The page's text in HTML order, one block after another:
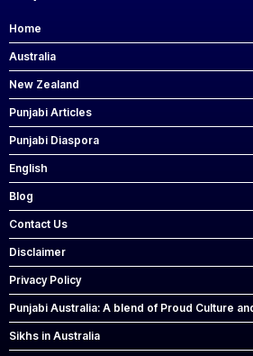
Home
Australia
New Zealand
Punjabi Articles
Punjabi Diaspora
English
Blog
Contact Us
Disclaimer
Privacy Policy
Punjabi Australia: A blend of Proud Culture
Sikhs in Australia